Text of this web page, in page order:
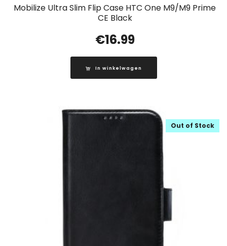
Mobilize Ultra Slim Flip Case HTC One M9/M9 Prime
CE Black
€16.99
In winkelwagen
Out of Stock